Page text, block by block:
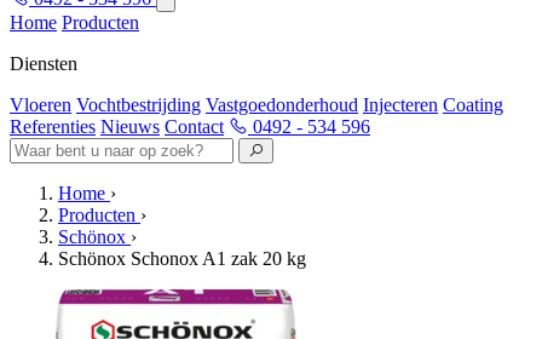
Home Producten
Diensten
Vloeren Vochtbestrijding Vastgoedonderhoud Injecteren Coating
Referenties Nieuws Contact 0492 - 534 596
Home ›
Producten ›
Schönox ›
Schönox Schonox A1 zak 20 kg